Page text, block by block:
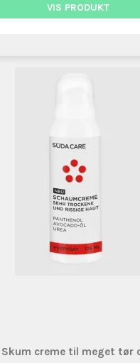
VIS PRODUKT
Skum creme til meget tør